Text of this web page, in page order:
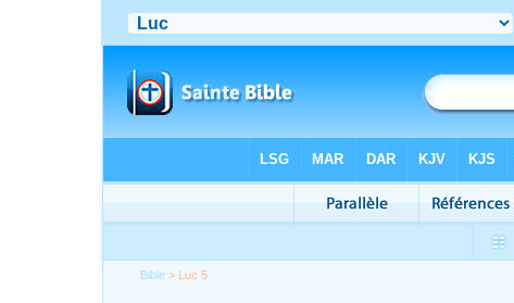
Bible > Luc 5